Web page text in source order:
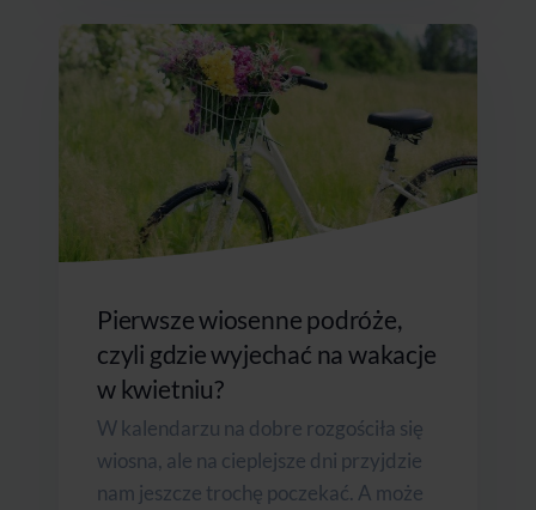
Pierwsze wiosenne podróże,
czyli gdzie wyjechać na wakacje
w kwietniu?
W kalendarzu na dobre rozgościła się
wiosna, ale na cieplejsze dni przyjdzie
nam jeszcze trochę poczekać. A może